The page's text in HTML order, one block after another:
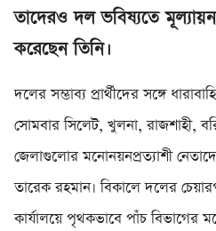
তাদেরও দল ভবিষ্যতে
করেছেন তিনি।
দলের সম্ভাব্য প্রার্থীদের সঙ্গে
সোমবার সিলেট, খুলনা, রাজশাহী,
জেলাগুলোর মনোনয়নপ্রত্যাশী
তারেক রহমান। বিকালে দলের
কার্যালয়ে পৃথকভাবে পাঁচ বিভাগের